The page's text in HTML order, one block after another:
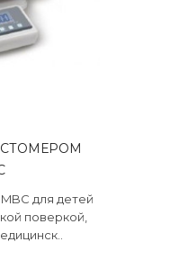
для детей
поверкой,